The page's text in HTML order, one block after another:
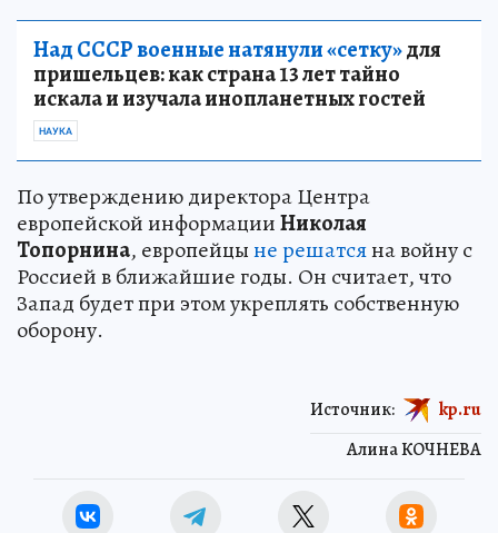
Над СССР военные натянули «сетку»для
пришельцев: как страна 13 лет тайно
искала и изучала инопланетных гостей
НАУКА
По утверждению директора Центра
европейской информацииНиколая
Топорнина, европейцыне решатсяна войну с
Россией в ближайшие годы. Он считает, что
Запад будет при этом укреплять собственную
оборону.
Алина КОЧНЕВА
Источник: kp.ru